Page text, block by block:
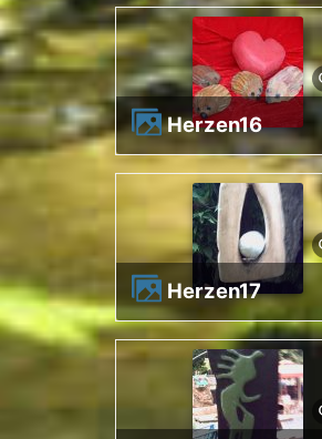
herzen16
herzen17